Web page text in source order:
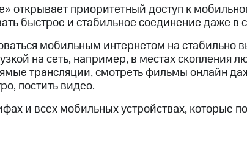
15%
МТС Настройки автоплатежаПополнить
карту
нашем приложении
ГудокМой МТС Все приложения
открывает приоритетный доступ к
быстрое и стабильное соединение даже в
мобильным интернетом на стабильно
на сеть, например, в местах скопления
трансляции, смотреть фильмы онлайн
постить видео.
и всех мобильных устройствах, которые